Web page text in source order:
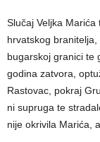
Slučaj Veljka
hrvatskog
bugarskoj granici te
godina zatvora,
Rastovac, pokraj
ni supruga te
nije okrivila Marića,